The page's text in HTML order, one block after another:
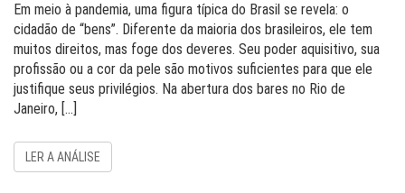
Em meio à pandemia, uma figura típica do Brasil se revela: o
cidadão de “bens”. Diferente da maioria dos brasileiros, ele tem
muitos direitos, mas foge dos deveres. Seu poder aquisitivo, sua
profissão ou a cor da pele são motivos suficientes para que ele
justifique seus privilégios. Na abertura dos bares no Rio de
Janeiro, […]
LER A ANÁLISE